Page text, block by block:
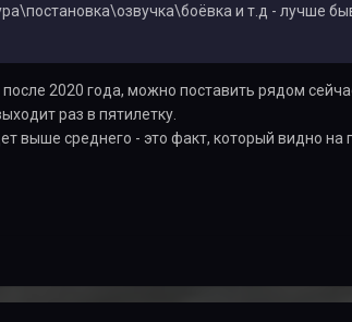
и т.д - лучше
2020 года, можно поставить рядом
раз в пятилетку.
выше среднего - это факт, который видно на